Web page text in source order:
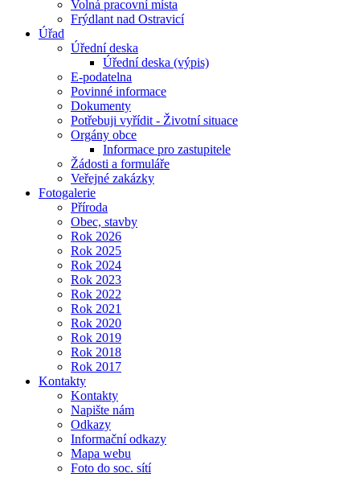
Volná pracovní místa
Frýdlant nad Ostravicí
Úřad
Úřední deska
Úřední deska (výpis)
E-podatelna
Povinné informace
Dokumenty
Potřebuji vyřídit - Životní situace
Orgány obce
Informace pro zastupitele
Žádosti a formuláře
Veřejné zakázky
Fotogalerie
Příroda
Obec, stavby
Rok 2026
Rok 2025
Rok 2024
Rok 2023
Rok 2022
Rok 2021
Rok 2020
Rok 2019
Rok 2018
Rok 2017
Kontakty
Kontakty
Napište nám
Odkazy
Informační odkazy
Mapa webu
Foto do soc. sítí